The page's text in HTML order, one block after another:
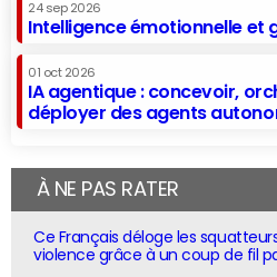
24 sep 2026
Intelligence émotionnelle et
01 oct 2026
IA agentique : concevoir,
déployer des agents
À NE PAS RATER
Ce Français déloge les
violence grâce à un coup de fil